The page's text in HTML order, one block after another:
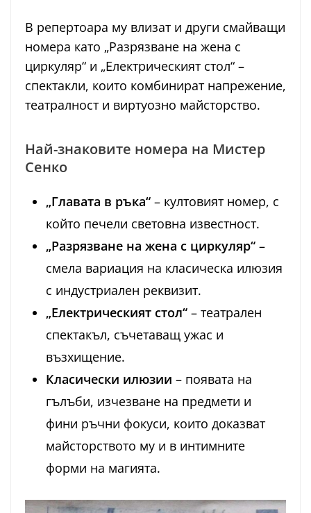
В репертоара му влизат и други смайващи
номера като „Разрязване на жена с
циркуляр“ и „Електрическият стол“ –
спектакли, които комбинират напрежение,
театралност и виртуозно майсторство.
Най-знаковите номера на Мистер
Сенко
„Главата в ръка“ – култовият номер, с
който печели световна известност.
„Разрязване на жена с циркуляр“ –
смела вариация на класическа илюзия
с индустриален реквизит.
„Електрическият стол“ – театрален
спектакъл, съчетаващ ужас и
възхищение.
Класически илюзии – появата на
гълъби, изчезване на предмети и
фини ръчни фокуси, които доказват
майсторството му и в интимните
форми на магията.